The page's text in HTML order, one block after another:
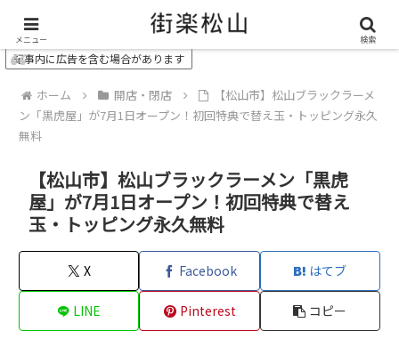
＼ 松山の街を“オモシロク”する地域情報メディア ／
記事内に広告を含む場合があります
ホーム 開店・閉店
【松山市】松山ブラックラーメ
ン「黒虎屋」が7月1日オープン！初回特典で替え玉・トッピング永久
無料
【松山市】松山ブラックラーメン「黒虎
屋」が7月1日オープン！初回特典で替え
玉・トッピング永久無料
X Facebook はてブ
LINE Pinterest コピー
メニュー 検索